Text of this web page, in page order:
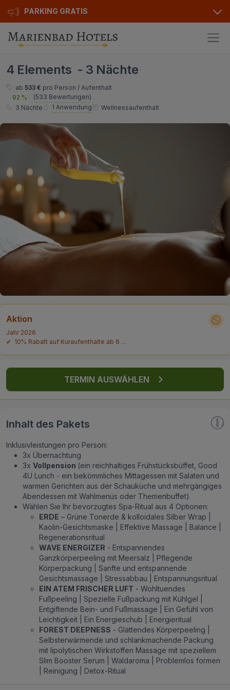
PARKING GRATIS
Hotels
Kurhotels
Ensana Hotels
Orea Hotels
Geschenkgutscheine
Sonderangebot
Kontakt
Über uns
Privat Transfer
FAQ
4 Elements - 3 Nächte
ab 533 € pro Person / Aufenthalt
92 %
(533 Bewertungen)
3 Nächte
1 Anwendung Wellnessaufenthalt
Aktion
Jahr 2026
✔ 10% Rabatt auf Kuraufenthalte ab 6 ...
TERMIN AUSWÄHLEN
Inhalt des Pakets
Inklusivleistungen pro Person:
3x Übernachtung
3x Vollpension (ein reichhaltiges Frühstücksbüffet, Good
4U Lunch - ein bekömmliches Mittagessen mit Salaten und
warmen Gerichten aus der Schauküche und mehrgängiges
Abendessen mit Wahlmenüs oder Themenbuffet)
Wählen Sie Ihr bevorzugtes Spa-Ritual aus 4 Optionen:
ERDE – Grüne Tonerde & kolloidales Silber Wrap |
Kaolin-Gesichtsmaske | Effektive Massage | Balance |
Regenerationsritual
WAVE ENERGIZER - Entspannendes
Ganzkörperpeeling mit Meersalz | Pflegende
Körperpackung | Sanfte und entspannende
Gesichtsmassage | Stressabbau | Entspannungsritual
EIN ATEM FRISCHER LUFT - Wohltuendes
Fußpeeling | Spezielle Fußpackung mit Kühlgel |
Entgiftende Bein- und Fußmassage | Ein Gefühl von
Leichtigkeit | Ein Energieschub | Energieritual
FOREST DEEPNESS - Glättendes Körperpeeling |
Selbsterwärmende und schlankmachende Packung
mit lipolytischen Wirkstoffen Massage mit speziellem
Slim Booster Serum | Waldaroma | Problemlos formen
| Reinigung | Detox-Ritual